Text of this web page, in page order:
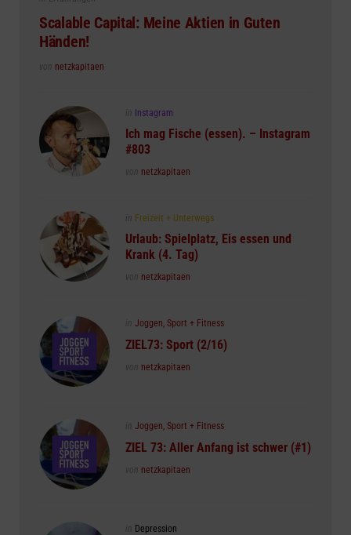
Scalable Capital: Meine Aktien in Guten
Händen!
Posted
von netzkapitaen
Posted
in
in Instagram
Ich mag Fische (essen). – Instagram
#803
Posted
von netzkapitaen
Posted
in
in Freizeit + Unterwegs
Urlaub: Spielplatz, Eis essen und
Krank (4. Tag)
Posted
von netzkapitaen
Posted
in Joggen, Sport + Fitness
ZIEL73: Sport (2/16)
Posted
von netzkapitaen
Posted
in Joggen, Sport + Fitness
ZIEL 73: Aller Anfang ist schwer (#1)
Posted
von netzkapitaen
Posted
in Depression